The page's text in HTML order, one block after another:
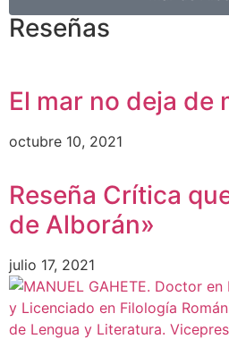
Reseñas
El mar no deja de
octubre 10, 2021
Reseña Crítica
de Alborán»
julio 17, 2021